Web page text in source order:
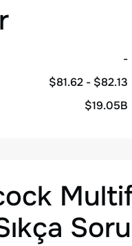
-
$81.62 - $82.13
$19.05B